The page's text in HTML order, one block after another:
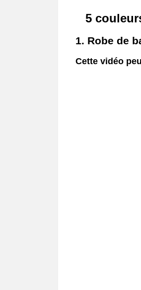
5
1. Robe de
Cette vidéo